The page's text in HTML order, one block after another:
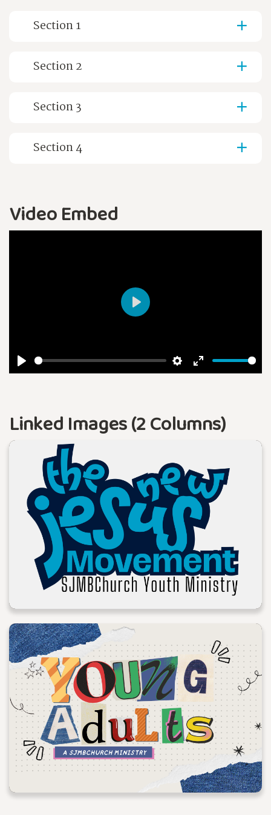
Section 1
Section 2
Section 3
Section 4
Video Embed
Play Settings
Enter
Play
Linked Images (2 Columns)